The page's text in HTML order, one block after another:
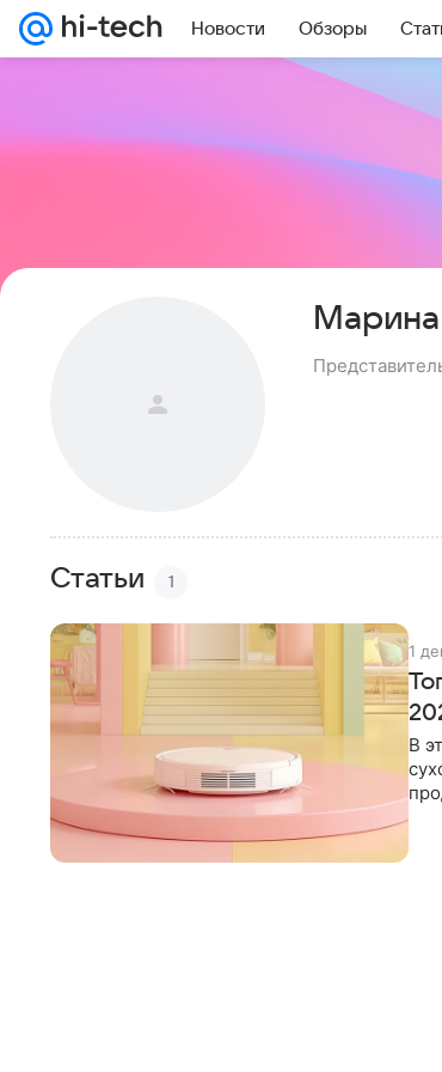
Новости Обзоры
Статьи 1
1
В